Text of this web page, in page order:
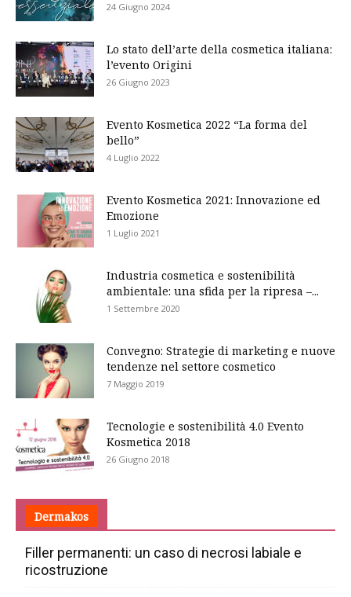
24 Giugno 2024
Lo stato dell’arte della cosmetica italiana:
l’evento Origini
26 Giugno 2023
Evento Kosmetica 2022 “La forma del
bello”
4 Luglio 2022
Evento Kosmetica 2021: Innovazione ed
Emozione
1 Luglio 2021
Industria cosmetica e sostenibilità
ambientale: una sfida per la ripresa –...
1 Settembre 2020
Convegno: Strategie di marketing e nuove
tendenze nel settore cosmetico
7 Maggio 2019
Tecnologie e sostenibilità 4.0 Evento
Kosmetica 2018
26 Giugno 2018
Dermakos
Filler permanenti: un caso di necrosi labiale e
ricostruzione